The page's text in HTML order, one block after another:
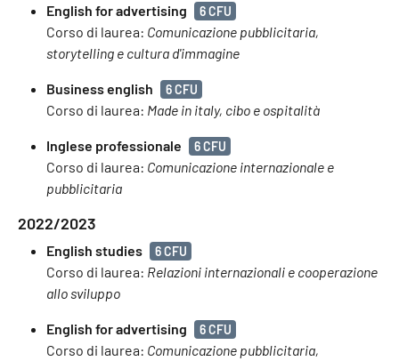
English for advertising 6 CFU
Corso di laurea: Comunicazione pubblicitaria,
storytelling e cultura d'immagine
Business english 6 CFU
Corso di laurea: Made in italy, cibo e ospitalità
Inglese professionale 6 CFU
Corso di laurea: Comunicazione internazionale e
pubblicitaria
2022/2023
English studies 6 CFU
Corso di laurea: Relazioni internazionali e cooperazione
allo sviluppo
English for advertising 6 CFU
Corso di laurea: Comunicazione pubblicitaria,